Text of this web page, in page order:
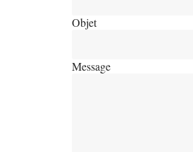
Objet
Message